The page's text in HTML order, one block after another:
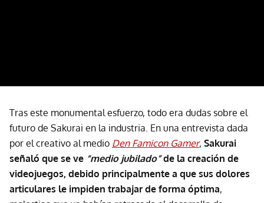
Tras este monumental esfuerzo, todo era dudas sobre el
futuro de Sakurai en la industria. En una entrevista dada
por el creativo al medio Den Famicon Gamer, Sakurai
señaló que se ve “medio jubilado”de la creación de
videojuegos, debido principalmente a que sus dolores
articulares le impiden trabajar de forma óptima,